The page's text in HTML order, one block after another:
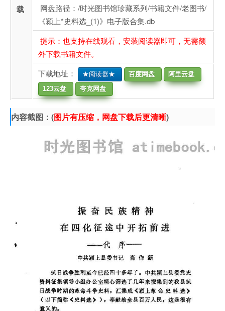
载
网盘路径：/时光图书馆珍藏系列/书籍文件/老图书/
《颍上*史料选_(1)》电子版合集.db
提示：也支持在线观看，安装阅读器即可，无需额
外下载书籍文件。
下载地址：
★阅读器★ 百度网盘
阿里云盘
123云盘
夸克网盘
内容截图：(图片有压缩，网盘下载后更清晰)